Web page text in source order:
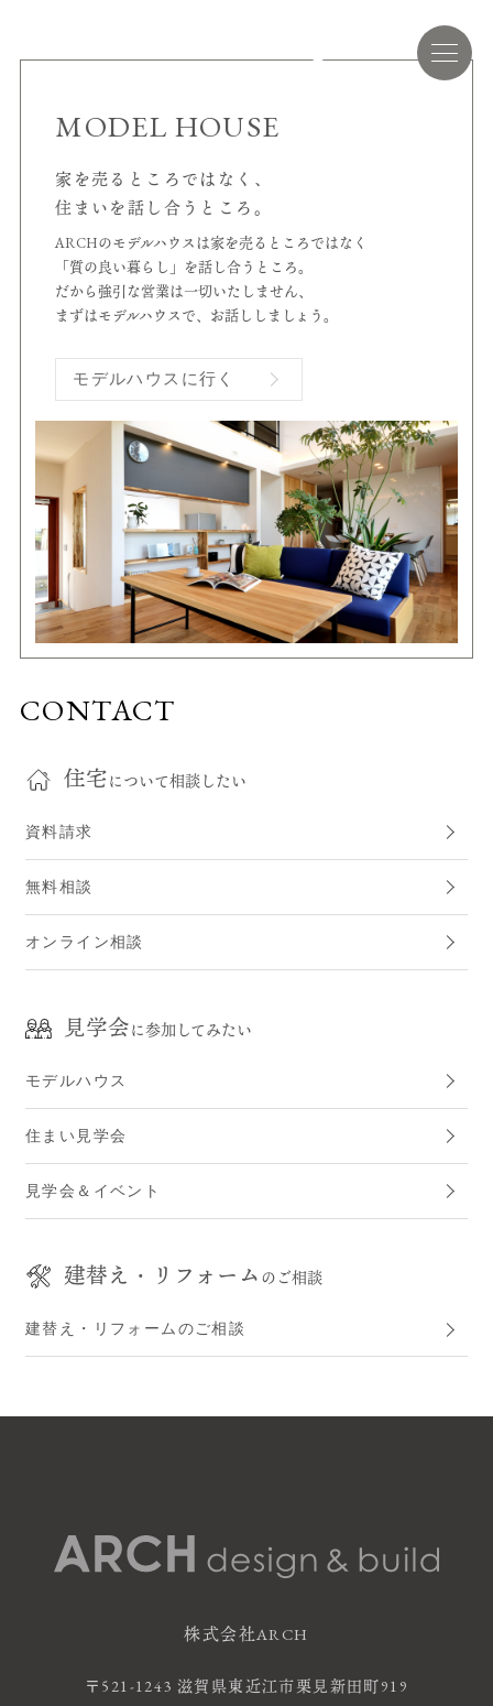
MODEL HOUSE
家を売るところではなく、
住まいを話し合うところ。
ARCHのモデルハウスは家を売るところではなく
「質の良い暮らし」を話し合うところ。
だから強引な営業は一切いたしません、
まずはモデルハウスで、お話ししましょう。
モデルハウスに行く
CONTACT
住宅について相談したい
資料請求
無料相談
オンライン相談
見学会に参加してみたい
モデルハウス
住まい見学会
見学会＆イベント
建替え・リフォーム のご相談
建替え・リフォームのご相談
株式会社ARCH
〒521-1243 滋賀県東近江市栗見新田町919